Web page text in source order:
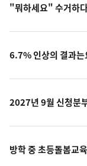
"뭐하세요" 수거하
6.7% 인상의 결과는
2027년 9월 신청분
방학 중 초등돌봄교